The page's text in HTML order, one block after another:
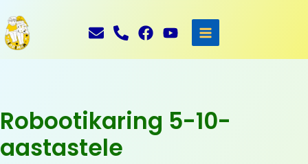
to
content
Robootikaring 5-10-
aastastele